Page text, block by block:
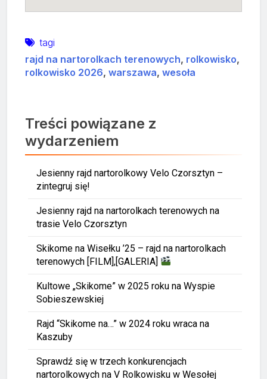
tagi
rajd na nartorolkach terenowych, rolkowisko,
rolkowisko 2026, warszawa, wesoła
Treści powiązane z
wydarzeniem
Jesienny rajd nartorolkowy Velo Czorsztyn –
zintegruj się!
Jesienny rajd na nartorolkach terenowych na
trasie Velo Czorsztyn
Skikome na Wisełku ’25 – rajd na nartorolkach
terenowych [FILM],[GALERIA]
Kultowe „Skikome” w 2025 roku na Wyspie
Sobieszewskiej
Rajd “Skikome na…” w 2024 roku wraca na
Kaszuby
Sprawdź się w trzech konkurencjach
nartorolkowych na V Rolkowisku w Wesołej